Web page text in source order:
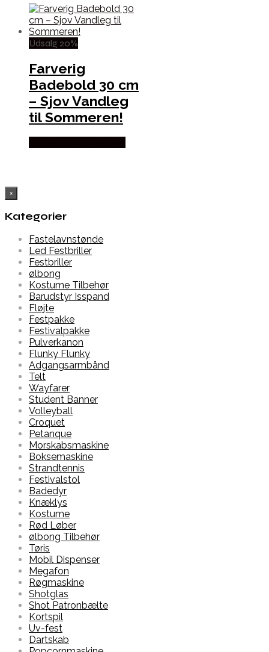
Udsalg 20%
Farverig
Badebold 30 cm
– Sjov Vandleg
til Sommeren!
×
Kategorier
Fastelavnstønde
Led Festbriller
Festbriller
ølbong
Kostume Tilbehør
Barudstyr Isspand
Fløjte
Festpakke
Festivalpakke
Pulverkanon
Flunky Flunky
Adgangsarmbånd
Telt
Wayfarer
Student Banner
Volleyball
Croquet
Petanque
Morskabsmaskine
Boksemaskine
Strandtennis
Festivalstol
Badedyr
Knæklys
Kostume
Rød Løber
ølbong Tilbehør
Tøris
Mobil Dispenser
Megafon
Røgmaskine
Shotglas
Shot Patronbælte
Kortspil
Uv-fest
Dartskab